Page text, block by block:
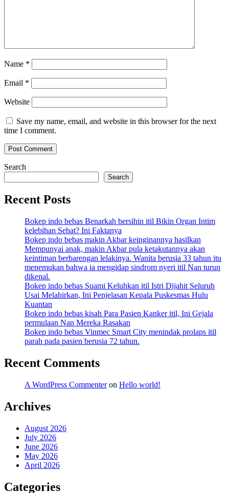
Name *
Email *
Website
Save my name, email, and website in this browser for the next
time I comment.
Search
Search
Recent Posts
Bokep indo bebas Benarkah bersihin itil Bikin Organ Intim
kelebihan Sehat? Ini Faktanya
Bokep indo bebas makin Akbar keinginannya hasilkan
Mempunyai anak, makin Akbar pula ketakutannya akan
keintiman berbarengan lelakinya. Wanita berusia 33 tahun itu
menemukan bahwa ia mengidap sindrom nyeri itil Nan turun
dikenal.
Bokep indo bebas Suami Keluhkan itil Istri Dijahit Seluruh
Usai Melahirkan, Ini Penjelasan Kepala Puskesmas Hulu
Kuantan
Bokep indo bebas kisah Para Pasien Kanker itil, Ini Gejala
permulaan Nan Mereka Rasakan
Bokep indo bebas Vinmec Smart City menindak prolaps itil
parah pada pasien berusia 72 tahun.
Recent Comments
A WordPress Commenteron Hello world!
Archives
August 2026
July 2026
June 2026
May 2026
April 2026
Categories